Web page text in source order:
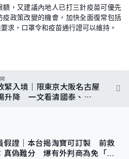
，又建議內地人已打三針疫苗可優先
政策改變的機會，加快全面復常包括
求，口罩令和疫苗通行證可以維持。
緊入境｜限東京大阪名古屋
升降 一文看清國泰、
假證｜本台揭淘寶可訂製 前救
真偽難分 爆有外判商為免「封